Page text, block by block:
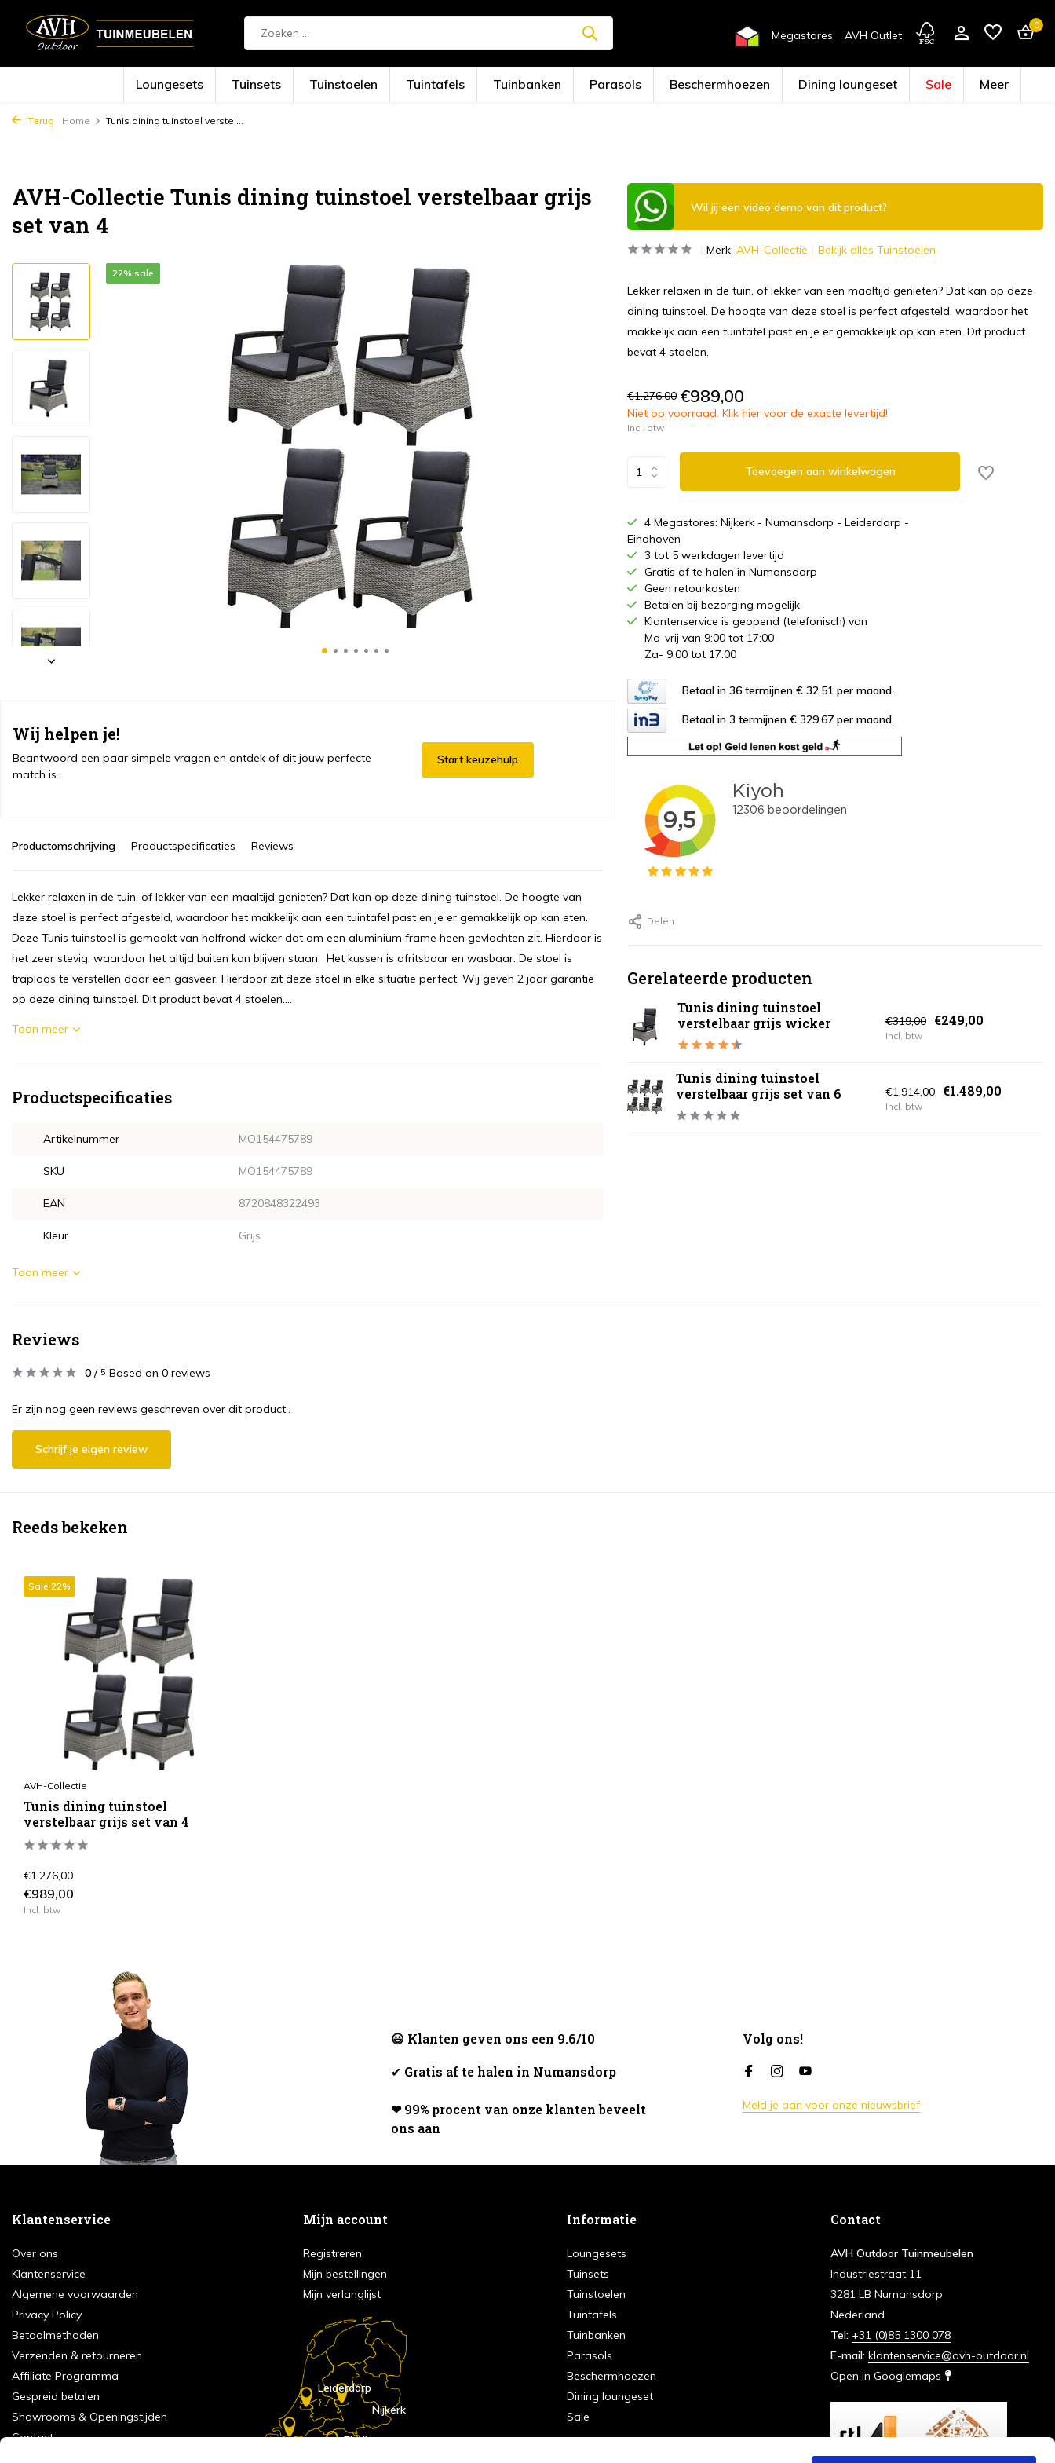
Megastores AVH Outlet
0
Loungesets Tuinsets Tuinstoelen Tuintafels Tuinbanken Parasols Beschermhoezen Dining loungeset Sale Meer
Terug Home Tunis dining tuinstoel verstel...
AVH-Collectie Tunis dining tuinstoel verstelbaar grijs
set van 4
22% sale
Wij helpen je!
Beantwoord een paar simpele vragen en ontdek of dit jouw perfecte
match is.
Start keuzehulp
Productomschrijving Productspecificaties Reviews
Lekker relaxen in de tuin, of lekker van een maaltijd genieten? Dat kan op deze dining tuinstoel. De hoogte van
deze stoel is perfect afgesteld, waardoor het makkelijk aan een tuintafel past en je er gemakkelijk op kan eten.
Deze Tunis tuinstoel is gemaakt van halfrond wicker dat om een aluminium frame heen gevlochten zit. Hierdoor is
het zeer stevig, waardoor het altijd buiten kan blijven staan. Het kussen is afritsbaar en wasbaar. De stoel is
traploos te verstellen door een gasveer. Hierdoor zit deze stoel in elke situatie perfect. Wij geven 2 jaar garantie
op deze dining tuinstoel. Dit product bevat 4 stoelen....
Toon meer
Productspecificaties
Artikelnummer MO154475789
SKU MO154475789
EAN 8720848322493
Kleur Grijs
Toon meer
Wil jij een video demo van dit product?
Merk: AVH-Collectie Bekijk alles Tuinstoelen
Lekker relaxen in de tuin, of lekker van een maaltijd genieten? Dat kan op deze
dining tuinstoel. De hoogte van deze stoel is perfect afgesteld, waardoor het
makkelijk aan een tuintafel past en je er gemakkelijk op kan eten. Dit product
bevat 4 stoelen.
€1.276,00 €989,00
Niet op voorraad. Klik hier voor de exacte levertijd!
Incl. btw
Toevoegen aan winkelwagen
4 Megastores: Nijkerk - Numansdorp - Leiderdorp -
Eindhoven
3 tot 5 werkdagen levertijd
Gratis af te halen in Numansdorp
Geen retourkosten
Betalen bij bezorging mogelijk
Klantenservice is geopend (telefonisch) van
Ma-vrij van 9:00 tot 17:00
Za- 9:00 tot 17:00
Betaal in 36 termijnen € 32,51 per maand.
Betaal in 3 termijnen € 329,67 per maand.
Delen
Gerelateerde producten
Tunis dining tuinstoel
verstelbaar grijs wicker
€319,00 €249,00
Incl. btw
Tunis dining tuinstoel
verstelbaar grijs set van 6
€1.914,00 €1.489,00
Incl. btw
Reviews
0 / 5 Based on 0 reviews
Er zijn nog geen reviews geschreven over dit product..
Schrijf je eigen review
Reeds bekeken
Sale 22%
AVH-Collectie
Tunis dining tuinstoel
verstelbaar grijs set van 4
€1.276,00
€989,00
Incl. btw
😃 Klanten geven ons een 9.6/10
✔ Gratis af te halen in Numansdorp
❤ 99% procent van onze klanten beveelt
ons aan
Volg ons!
Meld je aan voor onze nieuwsbrief
Klantenservice
Over ons
Klantenservice
Algemene voorwaarden
Privacy Policy
Betaalmethoden
Verzenden & retourneren
Affiliate Programma
Gespreid betalen
Showrooms & Openingstijden
Contact
Mijn account
Registreren
Mijn bestellingen
Mijn verlanglijst
Eindhoven
Nijkerk
Leiderdorp
Informatie
Loungesets
Tuinsets
Tuinstoelen
Tuintafels
Tuinbanken
Parasols
Beschermhoezen
Dining loungeset
Sale
Contact
AVH Outdoor Tuinmeubelen
Industriestraat 11
3281 LB Numansdorp
Nederland
Tel: +31 (0)85 1300 078
E-mail: klantenservice@avh-outdoor.nl
Open in Googlemaps